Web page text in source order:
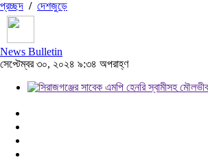
প্রচ্ছদ / দেশজুড়ে
News Bulletin
সেপ্টেম্বর ৩০, ২০২৪ ৯:৩৪ অপরাহ্ণ